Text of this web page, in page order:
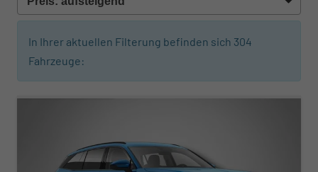
In Ihrer aktuellen Filterung befinden sich 304
Fahrzeuge:
ab 388,– € mtl.